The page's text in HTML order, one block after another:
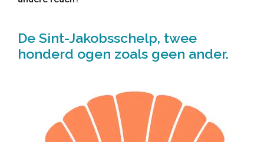
De Sint-Jakobsschelp, twee
honderd ogen zoals geen ander.